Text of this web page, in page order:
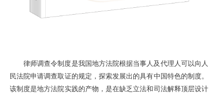
律师调查令制度是我国地方法院根据当事人及代理人可以向人
民法院申请调查取证的规定，探索发展出的具有中国特色的制度。
该制度是地方法院实践的产物，是在缺乏立法和司法解释顶层设计